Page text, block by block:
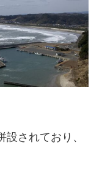
されており、